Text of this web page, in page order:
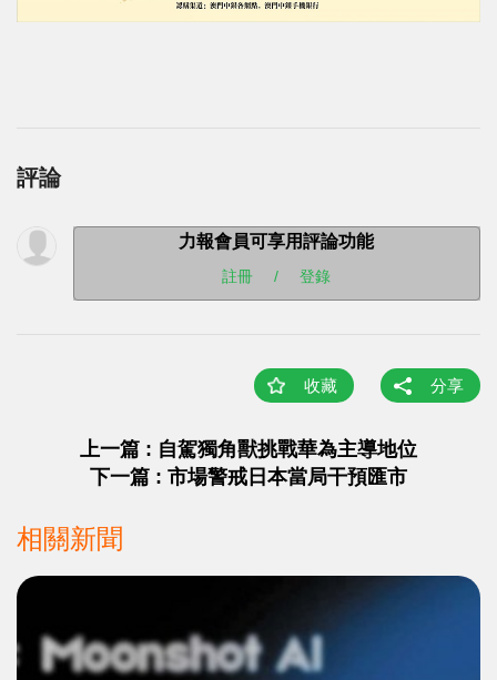
評論
力報會員可享用評論功能
註冊 / 登錄
收藏 分享
上一篇 : 自駕獨角獸挑戰華為主導地位
下一篇 : 市場警戒日本當局干預匯市
相關新聞